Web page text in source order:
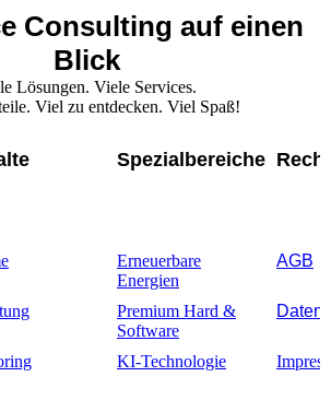
Consulting auf einen
Blick
Lösungen. Viele Services.
Viel zu entdecken. Viel Spaß!
Spezialbereiche
Erneuerbare
Energien
AGB
Premium Hard &
Software
KI-Technologie